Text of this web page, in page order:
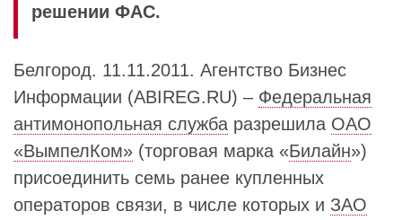
решении ФАС.
Белгород. 11.11.2011. Агентство Бизнес
Информации (ABIREG.RU) – Федеральная
антимонопольная служба разрешила ОАО
«ВымпелКом» (торговая марка «Билайн»)
присоединить семь ранее купленных
операторов связи, в числе которых и ЗАО